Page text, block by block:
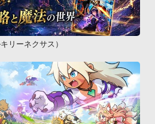
リーネクサス）